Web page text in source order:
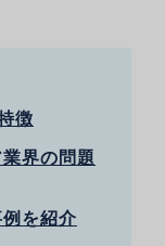
徴
界の問題
を紹介